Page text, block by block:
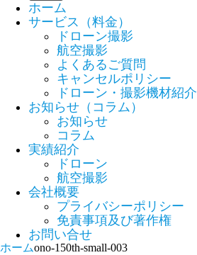
ホーム
サービス（料金）
ドローン撮影
航空撮影
よくあるご質問
キャンセルポリシー
ドローン・撮影機材紹介
お知らせ（コラム）
お知らせ
コラム
実績紹介
ドローン
航空撮影
会社概要
プライバシーポリシー
免責事項及び著作権
お問い合せ
ホームono-150th-small-003